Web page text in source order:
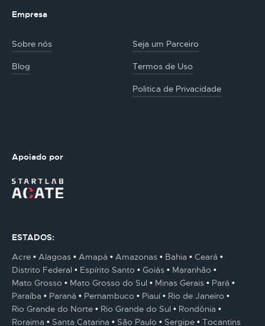
Empresa
Sobre nós Seja um Parceiro
Blog Termos de Uso
Politica de Privacidade
Apoiado por
ESTADOS:
Acre
Alagoas Amapá Amazonas Bahia
Ceará
Distrito Federal
Espírito Santo Goiás
Maranhão
Mato Grosso
Mato Grosso do Sul Minas Gerais
Pará
Paraíba
Paraná Pernambuco Piauí
Rio de Janeiro
Rio Grande do Norte
Rio Grande do Sul
Rondônia
Roraima
Santa Catarina São Paulo Sergipe Tocantins